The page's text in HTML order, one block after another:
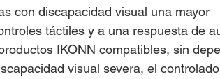
con discapacidad visual una mayor
táctiles y a una respuesta de
IKONN compatibles, sin
visual severa, el